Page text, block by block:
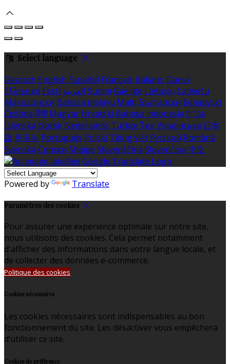
Select language
Deutsch English Español Français Italiano Dansk
Ελληνικά Eesti العربية Suomi Gaeilge Lietuvių Latviešu
Македонски Bahasa melayu Malti Български Беларускі
Čeština हिंदी Magyar Hrvatski Bahasa indonesia עברית
Íslenska Norsk Nederlands Türkçe ไทย Українська 日本
語 한국어 Português Polski Tiếng việt Русский Română
Svenska Српски Shqipe Slovenščina Slovenčina 中文
Powered by Translate
Paramètres des cookies
Pour assurer une expérience optimale sur notre site,
nous utilisons des cookies. Cela permet notamment
d'afficher des informations dans votre langue locale, et
de collecter des données e-commerce.
Politique des cookies
Cookies nécessaires
Les cookies nécessaires sont indispensables au bon
fonctionnement du site. Les désactiver vous empêchera
d’utiliser ce site.
Cookies de préférence